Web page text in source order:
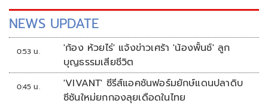
NEWS UPDATE
0:53 น.
'ก้อง ห้วยไร่' แจ้งข่าวเศร้า 'น้องพั้นช์' ลูก
บุญธรรมเสียชีวิต
0:45 น.
'VIVANT' ซีรีส์แอคชันฟอร์มยักษ์แดนปลาดิบ
ซีซันใหม่ยกกองลุยเดือดในไทย